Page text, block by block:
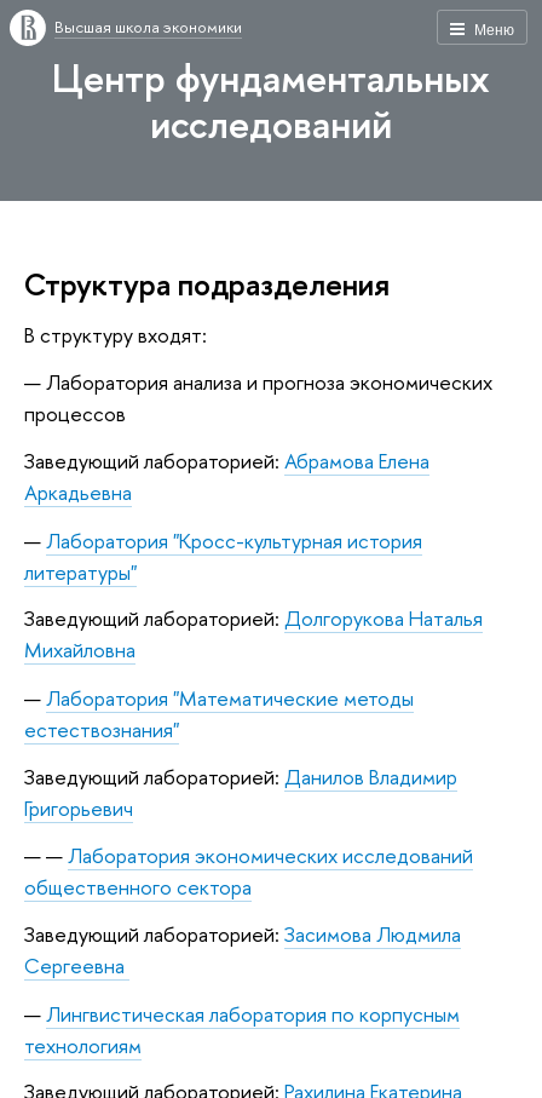
Меню
Высшая школа экономики
Центр фундаментальных
исследований
Структура подразделения
В структуру входят:
Лаборатория анализа и прогноза экономических
процессов
Заведующий лабораторией: Абрамова Елена
Аркадьевна
Лаборатория "Кросс-культурная история
литературы"
Заведующий лабораторией: Долгорукова Наталья
Михайловна
Лаборатория "Математические методы
естествознания"
Заведующий лабораторией: Данилов Владимир
Григорьевич
Лаборатория экономических исследований
общественного сектора
Заведующий лабораторией: Засимова Людмила
Сергеевна
Лингвистическая лаборатория по корпусным
технологиям
Заведующий лабораторией: Рахилина Екатерина